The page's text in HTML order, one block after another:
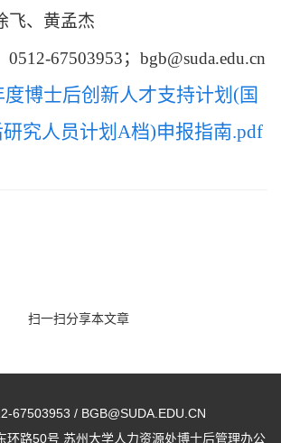
飞、黄孟杰
0512-67503953；bgb@suda.edu.cn
度博士后创新人才支持计划(国
究人员计划A档)申报指南.pdf
扫一扫分享本文章
67503953 / BGB@SUDA.EDU.CN
环路50号 苏州大学人力资源处博士后管理办公